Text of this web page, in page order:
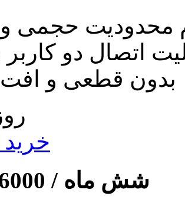
محدودیت حجمی
اتصال دو
بدون قطعی و
3
شش ماه /